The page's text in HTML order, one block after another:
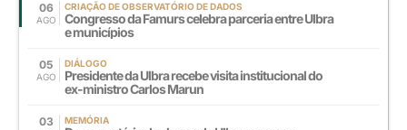
06
AGO
CRIAÇÃO DE OBSERVATÓRIO DE DADOS
Congresso da Famurs celebra parceria entre Ulbra
e municípios
05
AGO
DIÁLOGO
Presidente da Ulbra recebe visita institucional do
ex-ministro Carlos Marun
03 MEMÓRIA